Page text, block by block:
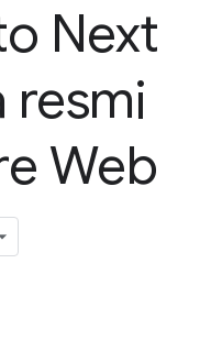
Next
resmi
Web